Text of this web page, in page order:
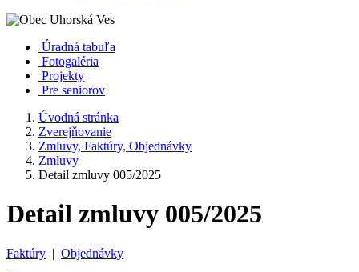
Úradná tabuľa
Fotogaléria
Projekty
Pre seniorov
Úvodná stránka
Zverejňovanie
Zmluvy, Faktúry, Objednávky
Zmluvy
Detail zmluvy 005/2025
Detail zmluvy 005/2025
Faktúry | Objednávky